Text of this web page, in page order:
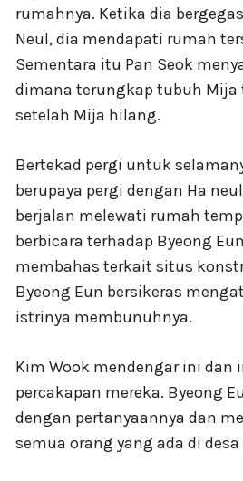
rumahnya. Ketika dia
Neul, dia mendapati rumah
Sementara itu Pan Seok
dimana terungkap tubuh
setelah Mija hilang.
Bertekad pergi untuk
berupaya pergi dengan Ha
berjalan melewati rumah
berbicara terhadap Byeong
membahas terkait situs
Byeong Eun bersikeras
istrinya membunuhnya.
Kim Wook mendengar ini dan
percakapan mereka. Byeong
dengan pertanyaannya dan
semua orang yang ada di